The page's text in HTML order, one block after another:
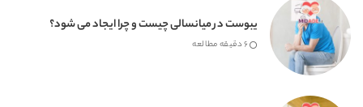
یبوست در میانسالی چیست و چرا ایجاد می شود؟
6 دقیقه مطالعه